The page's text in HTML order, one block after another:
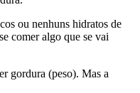
ou nenhuns hidratos de
comer algo que se vai
gordura (peso). Mas a